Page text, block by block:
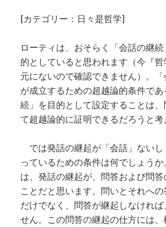
[カテゴリー：日々是哲学]
ローティは、おそらく「会話の継
的としていると思われます（今『
元にないので確認できません）。
が成立するための超越論的条件で
続」を目的として設定することは
て超越論的に証明できるだろうと考
では発話の継起が「会話」ない
っているための条件は何でしょう
は、発話の継起が、問答および問
ことだと思います。問いとそれへ
だけでなく、問答が継起しなけれ
せん。この問答の継起の仕方には